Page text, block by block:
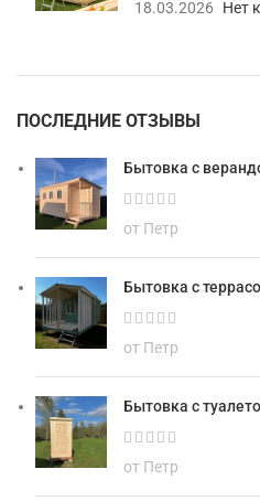
18.03.2026
Нет
ПОСЛЕДНИЕ ОТЗЫВЫ
Бытовка с
от Петр
Бытовка с
от Петр
Бытовка с
от Петр